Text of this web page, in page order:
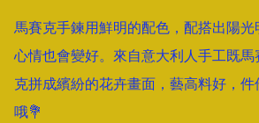
馬賽克手鍊用鮮明的配色，配搭出陽
心情也會變好。來自意大利人手工既
克拼成繽紛的花卉畫面，藝高料好，
哦💐